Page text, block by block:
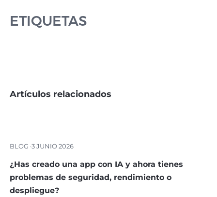
ETIQUETAS
Artículos relacionados
BLOG ·3 JUNIO 2026
¿Has creado una app con IA y ahora tienes
problemas de seguridad, rendimiento o
despliegue?